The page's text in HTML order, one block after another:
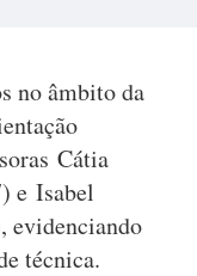
no âmbito da
Cátia
e Isabel
evidenciando
técnica.